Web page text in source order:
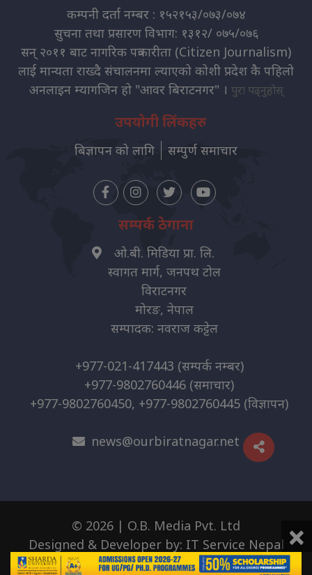
कम्पनी दर्ता नम्बर : १५२१५३/०७३/०७४
सुचना तथा प्रसारण विभाग: १३१२/ ०७५/०७६
सन् २०११ बाट नागरिक पत्रकारीता (Citizen Journalism)
लाई मान्यता राख्दै संचालनमा ल्याएको कोशी प्रदेश कै पहिलो
अनलाइन म्यागजिन हो "आवर बिराटनगर" । पुरा पढ्नुहोस्
उपयोगी लिंकहरु
बिज्ञापन को लागि सम्पुर्ण समाचार
सम्पर्क ठेगाना
ओ.बी. मिडिया प्रा. लि.
स्वागत मार्ग, जनपथ टोल
विराटनगर
मोरङ, नेपाल
सम्पादक: नवराज कट्टेल
+977-021-417443 (सम्पर्क नम्बर)
+977-9802760446 (समाचार)
+977-9802760450, +977-9802760445 (विज्ञापन)
news@ourbiratnagar.net
© 2026 | O.B. Media Pvt. Ltd
Designed & Developer by: IT Service Nepal ×